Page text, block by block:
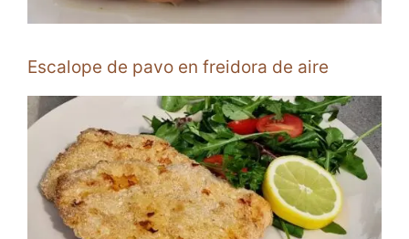
Escalope de pavo en freidora de aire